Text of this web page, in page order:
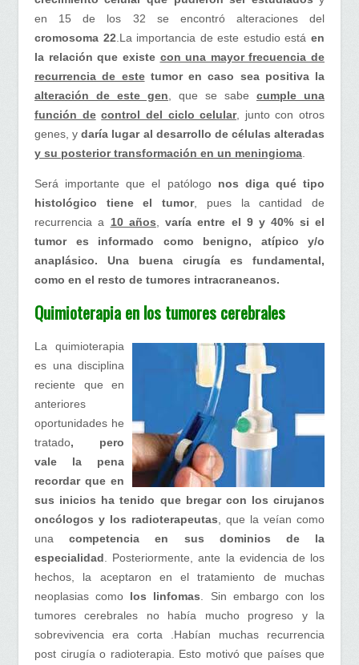
en 15 de los 32 se encontró alteraciones del
cromosoma 22 .La importancia de este estudio estáen
la relación que existe con una mayor frecuencia de
recurrencia de este tumor en caso sea positiva la
alteración de este gen , que se sabe cumple una
función de control del ciclo celular, junto con otros
genes, ydaría lugar al desarrollo de células alteradas
y su posterior transformación en un meningioma
Será importante que el patólogo nos diga qué tipo
histológico tiene el tumor, pues la cantidad de
recurrencia a 10 años ,varía entre el 9 y 40% si el
tumor es informado como benigno, atípico y/o
anaplásico. Una buena cirugía es fundamental,
como en el resto de tumores intracraneanos.
Quimioterapia en los tumores cerebrales
La quimioterapia
es una disciplina
reciente que en
anteriores
oportunidades he
tratado, pero
vale la pena
recordar que en
sus inicios ha tenido que bregar con los cirujanos
oncólogos y los radioterapeutas , que la veían como
unacompetencia en sus dominios de la
especialidad . Posteriormente, ante la evidencia de los
hechos, la aceptaron en el tratamiento de muchas
neoplasias como los linfomas . Sin embargo con los
tumores cerebrales no había mucho progreso y la
sobrevivencia era corta .Habían muchas recurrencia
post cirugía o radioterapia. Esto motivó que países que